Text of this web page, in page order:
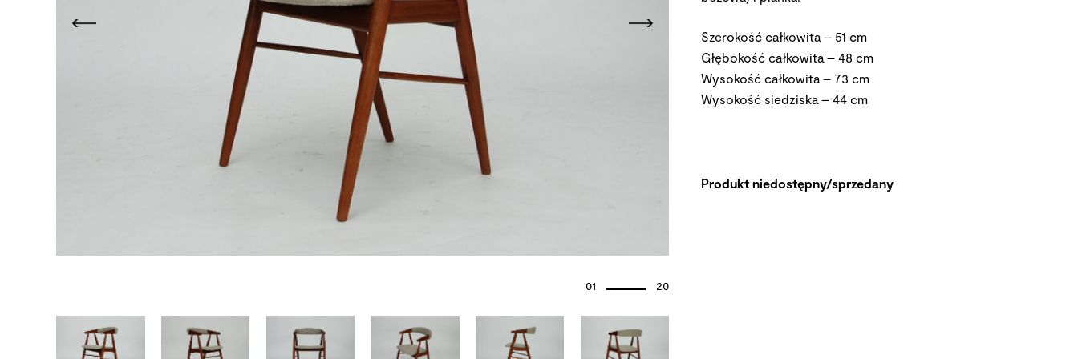
01 20
Szerokość całkowita – 51 cm
Głębokość całkowita – 48 cm
Wysokość całkowita – 73 cm
Wysokość siedziska – 44 cm
Produkt niedostępny/sprzedany